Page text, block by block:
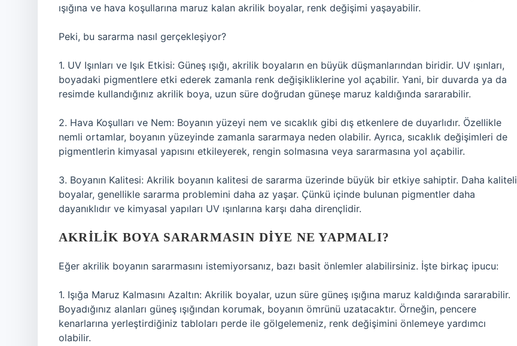
ışığına ve hava koşullarına maruz kalan akrilik boyalar, renk değişimi yaşayabilir.
Peki, bu sararma nasıl gerçekleşiyor?
1. UV Işınları ve Işık Etkisi: Güneş ışığı, akrilik boyaların en büyük düşmanlarından biridir. UV ışınları,
boyadaki pigmentlere etki ederek zamanla renk değişikliklerine yol açabilir. Yani, bir duvarda ya da
resimde kullandığınız akrilik boya, uzun süre doğrudan güneşe maruz kaldığında sararabilir.
2. Hava Koşulları ve Nem: Boyanın yüzeyi nem ve sıcaklık gibi dış etkenlere de duyarlıdır. Özellikle
nemli ortamlar, boyanın yüzeyinde zamanla sararmaya neden olabilir. Ayrıca, sıcaklık değişimleri de
pigmentlerin kimyasal yapısını etkileyerek, rengin solmasına veya sararmasına yol açabilir.
3. Boyanın Kalitesi: Akrilik boyanın kalitesi de sararma üzerinde büyük bir etkiye sahiptir. Daha kaliteli
boyalar, genellikle sararma problemini daha az yaşar. Çünkü içinde bulunan pigmentler daha
dayanıklıdır ve kimyasal yapıları UV ışınlarına karşı daha dirençlidir.
AKRILIK BOYA SARARMASIN DIYE NE YAPMALI?
Eğer akrilik boyanın sararmasını istemiyorsanız, bazı basit önlemler alabilirsiniz. İşte birkaç ipucu:
1. Işığa Maruz Kalmasını Azaltın: Akrilik boyalar, uzun süre güneş ışığına maruz kaldığında sararabilir.
Boyadığınız alanları güneş ışığından korumak, boyanın ömrünü uzatacaktır. Örneğin, pencere
kenarlarına yerleştirdiğiniz tabloları perde ile gölgelemeniz, renk değişimini önlemeye yardımcı
olabilir.